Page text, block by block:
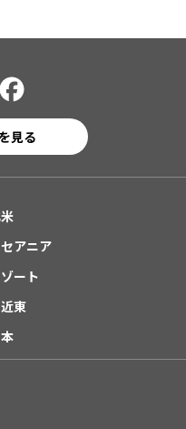
見る
アニア
ート
東